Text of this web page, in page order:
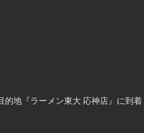
的地『ラーメン東大 応神店』に到着